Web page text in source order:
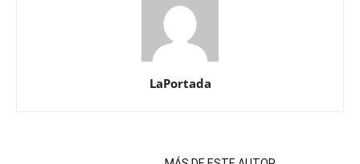
LaPortada